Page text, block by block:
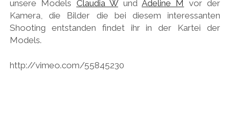
unsere Models Claudia Wund Adeline M vor der
Kamera, die Bilder die bei diesem interessanten
Shooting entstanden findet ihr in der Kartei der
Models.
http://vimeo.com/55845230